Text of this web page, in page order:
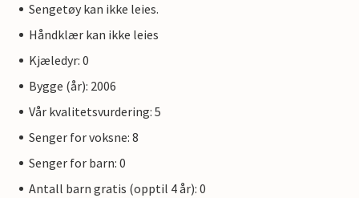
Sengetøy kan ikke leies.
Håndklær kan ikke leies
Kjæledyr: 0
Bygge (år): 2006
Vår kvalitetsvurdering: 5
Senger for voksne: 8
Senger for barn: 0
Antall barn gratis (opptil 4 år): 0